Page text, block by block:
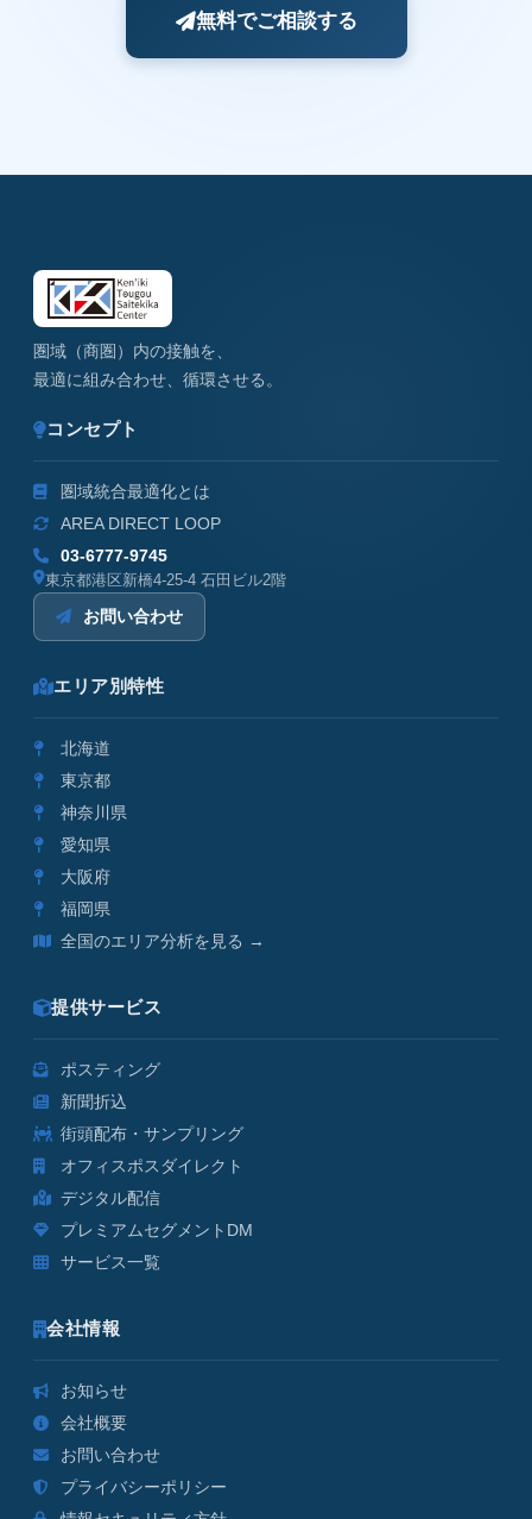
無料でご相談する
圏域（商圏）内の接触を、
最適に組み合わせ、循環させる。
コンセプト
圏域統合最適化とは
AREA DIRECT LOOP
03-6777-9745
東京都港区新橋4-25-4 石田ビル2階
お問い合わせ
エリア別特性
北海道
東京都
神奈川県
愛知県
大阪府
福岡県
全国のエリア分析を見る →
提供サービス
ポスティング
新聞折込
街頭配布・サンプリング
オフィスポスダイレクト
デジタル配信
プレミアムセグメントDM
サービス一覧
会社情報
お知らせ
会社概要
お問い合わせ
プライバシーポリシー